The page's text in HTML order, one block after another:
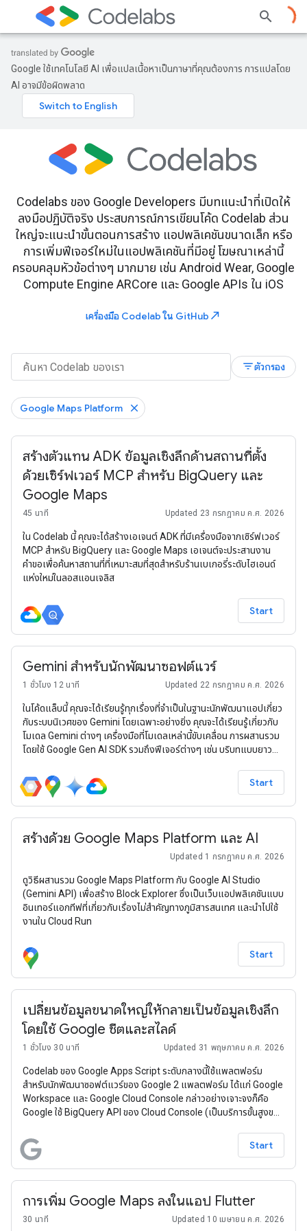
Google ใช้เทคโนโลยี AI เพื่อแปลเนื้อหาเป็นภาษาที่คุณต้องการ การแปลโดย
AI อาจมีข้อผิดพลาด
Codelabs ของ Google Developers มีบทแนะนำที่เปิดให้
ลงมือปฏิบัติจริง ประสบการณ์การเขียนโค้ด Codelab ส่วน
ใหญ่จะแนะนำขั้นตอนการสร้าง แอปพลิเคชันขนาดเล็ก หรือ
การเพิ่มฟีเจอร์ใหม่ในแอปพลิเคชันที่มีอยู่ โฆษณาเหล่านี้
ครอบคลุมหัวข้อต่างๆ มากมาย เช่น Android Wear, Google
Compute Engine ARCore และ Google APIs ใน iOS
เครื่องมือ Codelab ใน GitHub north_east
filter_listตัวกรอง
Google Maps Platform
สร้างตัวแทน ADK ข้อมูลเชิงลึกด้านสถานที่ตั้ง
ด้วยเซิร์ฟเวอร์ MCP สำหรับ BigQuery และ
Google Maps
45 นาที Updated 23 กรกฎาคม ค.ศ. 2026
ใน Codelab นี้ คุณจะได้สร้างเอเจนต์ ADK ที่มีเครื่องมือจากเซิร์ฟเวอร์
MCP สำหรับ BigQuery และ Google Maps เอเจนต์จะประสานงาน
คำขอเพื่อค้นหาสถานที่ที่เหมาะสมที่สุดสำหรับร้านเบเกอรี่ระดับไฮเอนด์
แห่งใหม่ในลอสแอนเจลิส
Start
Gemini สำหรับนักพัฒนาซอฟต์แวร์
1 ชั่วโมง 12 นาที Updated 22 กรกฎาคม ค.ศ. 2026
ในโค้ดแล็บนี้ คุณจะได้เรียนรู้ทุกเรื่องที่จำเป็นในฐานะนักพัฒนาแอปเกี่ยว
กับระบบนิเวศของ Gemini โดยเฉพาะอย่างยิ่ง คุณจะได้เรียนรู้เกี่ยวกับ
โมเดล Gemini ต่างๆ เครื่องมือที่โมเดลเหล่านี้ขับเคลื่อน การผสานรวม
โดยใช้ Google Gen AI SDK รวมถึงฟีเจอร์ต่างๆ เช่น บริบทแบบยาว
เสียงแบบเนทีฟ
Start
สร้างด้วย Google Maps Platform และ AI
Updated 1 กรกฎาคม ค.ศ. 2026
ดูวิธีผสานรวม Google Maps Platform กับ Google AI Studio
(Gemini API) เพื่อสร้าง Block Explorer ซึ่งเป็นเว็บแอปพลิเคชันแบบ
อินเทอร์แอกทีฟที่เกี่ยวกับเรื่องไม่สำคัญทางภูมิสารสนเทศ และนำไปใช้
งานใน Cloud Run
Start
เปลี่ยนข้อมูลขนาดใหญ่ให้กลายเป็นข้อมูลเชิงลึก
โดยใช้ Google ชีตและสไลด์
1 ชั่วโมง 30 นาที Updated 31 พฤษภาคม ค.ศ. 2026
Codelab ของ Google Apps Script ระดับกลางนี้ใช้แพลตฟอร์ม
สำหรับนักพัฒนาซอฟต์แวร์ของ Google 2 แพลตฟอร์ม ได้แก่ Google
Workspace และ Google Cloud Console กล่าวอย่างเจาะจงก็คือ
Google ใช้ BigQuery API ของ Cloud Console (เป็นบริการขั้นสูงของ
Google ชีตและ Google สไลด์ จุดประสงค์ของแอปตัวอย่างนี้คือ การ
แสดงให้เห็นว่าผู้ใช้สามารถทำสิ่งต่างๆ ได้อัตโนมัติในขั้นตอนสุดท้าย
ตั้งแต่การวิเคราะห์ข้อมูลขนาดใหญ่ไปจนถึงการนำเสนอแบบสไลด์
ทั้งหมดนี้รวมอยู่ในโค้ดสั้นๆ (ซึ่งค่อนข้าง) เท่านั้น
Start
การเพิ่ม Google Maps ลงในแอป Flutter
30 นาที Updated 10 เมษายน ค.ศ. 2026